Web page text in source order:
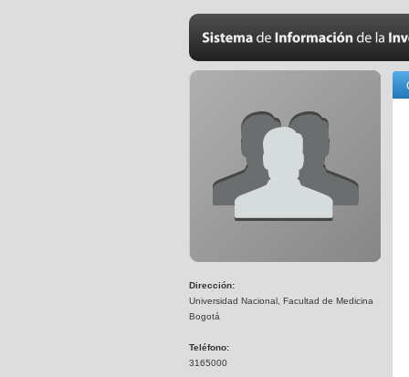
Dirección:
Universidad Nacional, Facultad de Medicina
Bogotá
Teléfono:
3165000